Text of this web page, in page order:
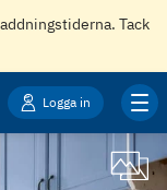
Tack
Logga in